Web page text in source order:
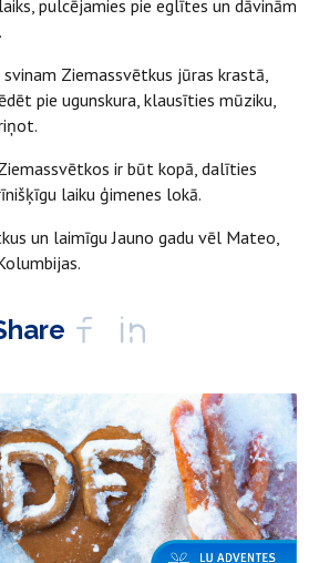
pulcējamies pie eglītes un dāvinām
Ziemassvētkus jūras krastā,
pie ugunskura, klausīties mūziku,
ir būt kopā, dalīties
laiku ģimenes lokā.
un laimīgu Jauno gadu vēl Mateo,